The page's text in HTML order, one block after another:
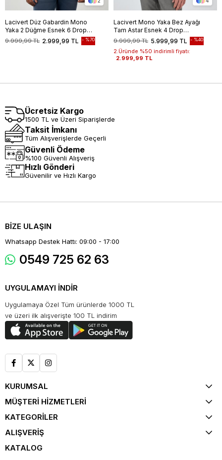
Lacivert Düz Gabardin Mono
Yaka 2 Düğme Esnek 6 Drop
Comfort Fit Casual Ceket
1002245165
2.999,99 TL
9.999,99 TL %70
Lacivert Mono Yaka Bez Ayağı
Tam Astar Esnek 4 Drop
Comfort Fit Classic Ceket
1002250157
5.999,99 TL
9.999,99 TL %40
2.Üründe %50 indirimli fiyatı:
2.999,99 TL
Ücretsiz Kargo
1500 TL ve Üzeri Siparişlerde
Taksit İmkanı
Tüm Alışverişlerde Geçerli
Güvenli Ödeme
%100 Güvenli Alışveriş
Hızlı Gönderi
Güvenilir ve Hızlı Kargo
BİZE ULAŞIN
Whatsapp Destek Hattı: 09:00 - 17:00
0549 725 62 63
UYGULAMAYI İNDİR
Uygulamaya Özel Tüm ürünlerde 1000 TL
ve üzeri ilk alışverişte 100 TL indirim
KURUMSAL
MÜŞTERİ HİZMETLERİ
KATEGORİLER
ALIŞVERİŞ
KATALOG